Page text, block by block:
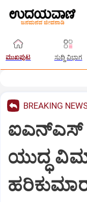
ಮುಖಪುಟ ಸುದ್ದಿ ವಿಭಾಗ
BREAKING
ಐಎನ್‌ಎಸ್‌
ಯುದ್ಧ